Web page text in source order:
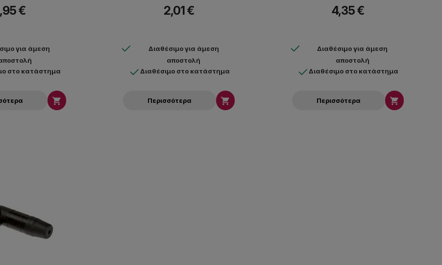
€
για άμεση
στο κατάστημα

2,01 €
Διαθέσιμο για άμεση
αποστολή
Διαθέσιμο στο κατάστημα
Περισσότερα 
4,35 €
Διαθέσιμο για άμεση
αποστολή
Διαθέσιμο στο κατάστημα
Περισσότερα 